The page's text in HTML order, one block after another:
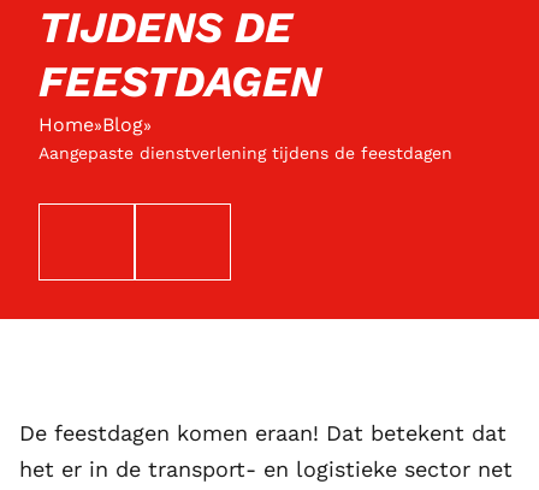
TIJDENS DE
FEESTDAGEN
Home»Blog»
Aangepaste dienstverlening tijdens de feestdagen
De feestdagen komen eraan! Dat betekent dat
het er in de transport- en logistieke sector net